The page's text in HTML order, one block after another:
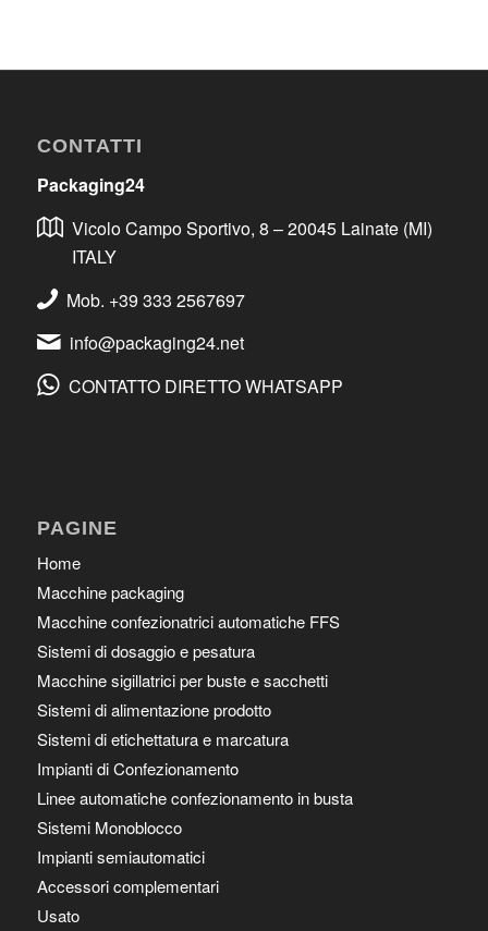
CONTATTI
Packaging24
Vicolo Campo Sportivo, 8 – 20045 Lainate (MI)
ITALY
Mob. +39 333 2567697
info@packaging24.net
CONTATTO DIRETTO WHATSAPP
PAGINE
Home
Macchine packaging
Macchine confezionatrici automatiche FFS
Sistemi di dosaggio e pesatura
Macchine sigillatrici per buste e sacchetti
Sistemi di alimentazione prodotto
Sistemi di etichettatura e marcatura
Impianti di Confezionamento
Linee automatiche confezionamento in busta
Sistemi Monoblocco
Impianti semiautomatici
Accessori complementari
Usato